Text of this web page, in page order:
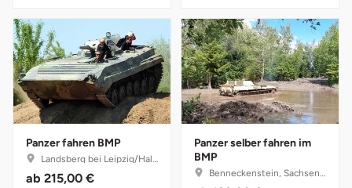
Panzer fahren BMP
Landsberg bei Leipzig/Halle, Sachsen-Anhalt
ab 215,00 €
Panzer selber fahren im
BMP
Benneckenstein, Sachsen-Anhalt
Burghausen
Calw
Chemnitz
Cloppenburg
Coburg
Oberlausitz
Pirna
Riesa
Ruhrgebiet
Strausberg (Berlin/Brandenburg)
Suhl
Unterwellenborn
Weimar
Weißenfels
Witterda